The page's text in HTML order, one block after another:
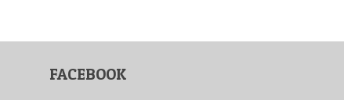
FACEBOOK